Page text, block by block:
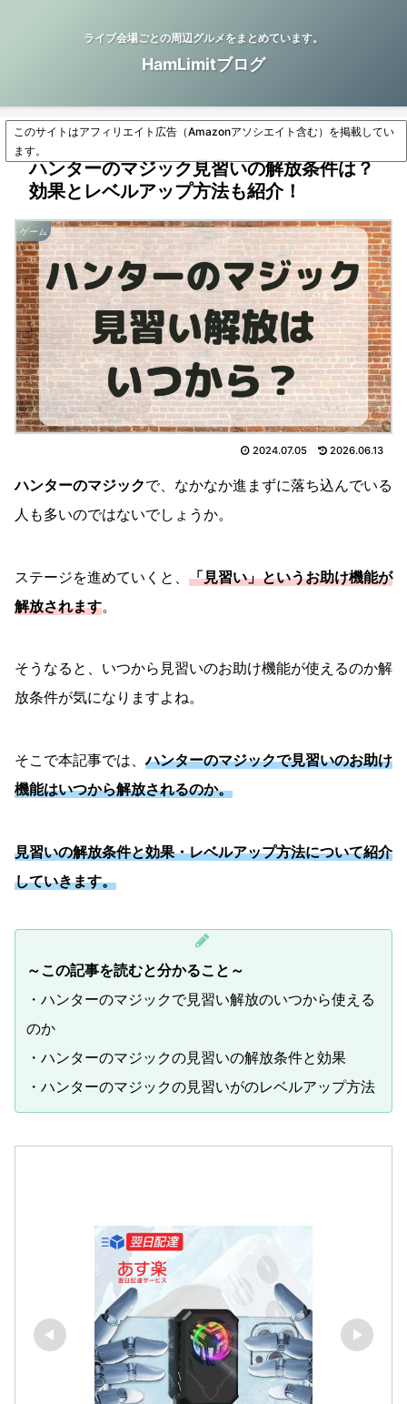
ライブ会場ごとの周辺グルメをまとめています。
HamLimitブログ
このサイトはアフィリエイト広告（Amazonアソシエイト含む）を掲載してい
ます。
ハンターのマジック見習いの解放条件は？
効果とレベルアップ方法も紹介！
ゲーム
2024.07.05 2026.06.13
ハンターのマジックで、なかなか進まずに落ち込んでいる
人も多いのではないでしょうか。
ステージを進めていくと、 「見習い」というお助け機能が
解放されます。
そうなると、いつから見習いのお助け機能が使えるのか解
放条件が気になりますよね。
そこで本記事では、ハンターのマジックで見習いのお助け
機能はいつから解放されるのか。
見習いの解放条件と効果・レベルアップ方法について紹介
していきます。
～この記事を読むと分かること～
・ハンターのマジックで見習い解放のいつから使える
のか
・ハンターのマジックの見習いの解放条件と効果
・ハンターのマジックの見習いがのレベルアップ方法